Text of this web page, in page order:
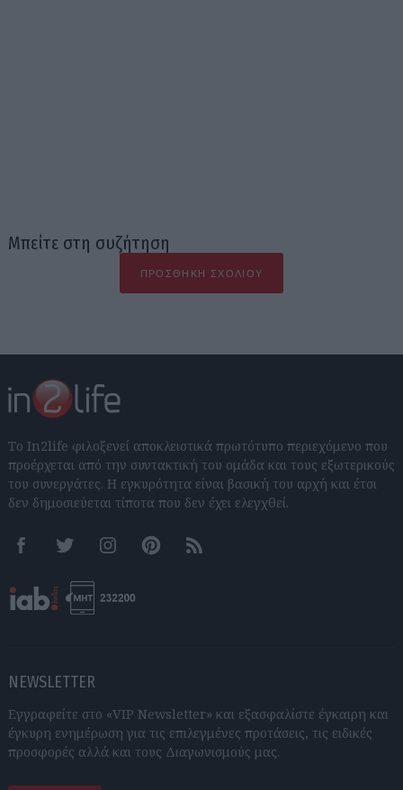
Μπείτε στη συζήτηση
ΠΡΟΣΘΉΚΗ ΣΧΟΛΊΟΥ
Το In2life φιλοξενεί αποκλειστικά πρωτότυπο περιεχόμενο που
προέρχεται από την συντακτική του ομάδα και τους εξωτερικούς
του συνεργάτες. Η εγκυρότητα είναι βασική του αρχή και έτσι
δεν δημοσιεύεται τίποτα που δεν έχει ελεγχθεί.
FacebookTwitter InstagramPinterestRSS feeds
NEWSLETTER
Εγγραφείτε στο «VIP Newsletter» και εξασφαλίστε έγκαιρη και
έγκυρη ενημέρωση για τις επιλεγμένες προτάσεις, τις ειδικές
προσφορές αλλά και τους Διαγωνισμούς μας.